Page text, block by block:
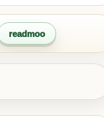
readmoo